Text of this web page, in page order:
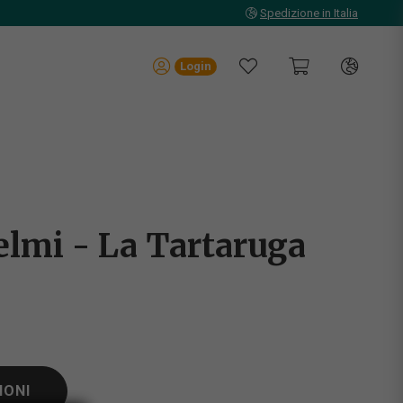
Spedizione in Italia
Login
- La Tartaruga